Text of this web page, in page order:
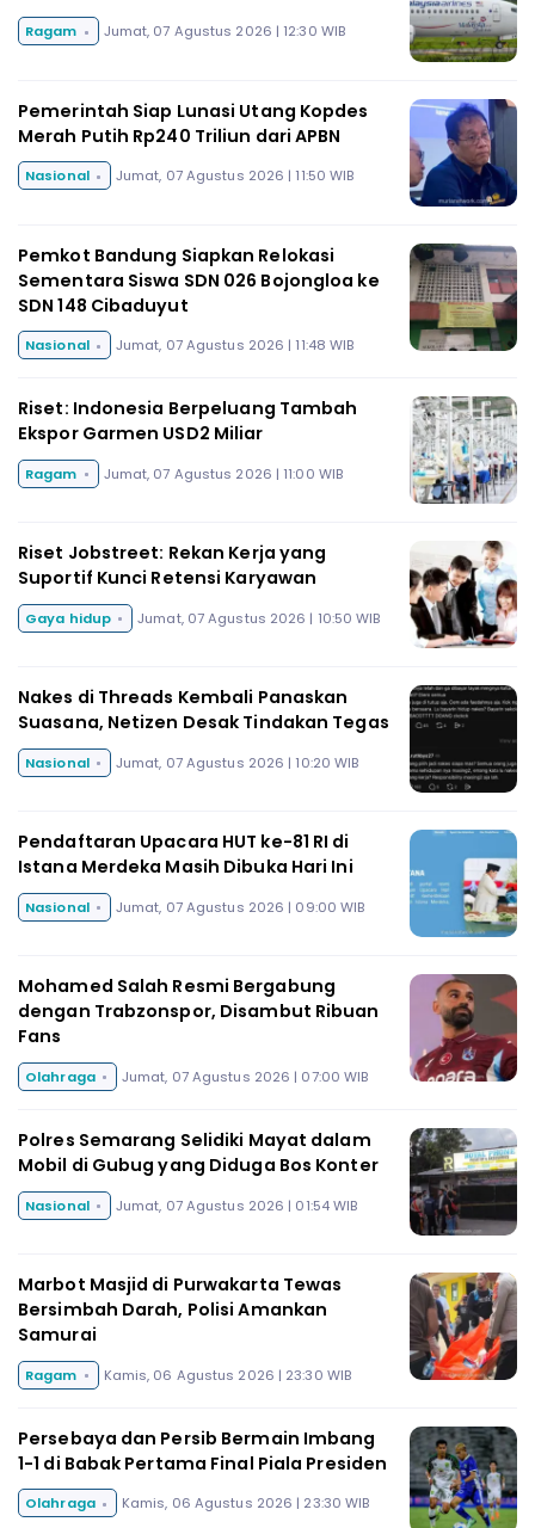
Ragam Jumat, 07 Agustus 2026 | 12:30 WIB
Pemerintah Siap Lunasi Utang Kopdes
Merah Putih Rp240 Triliun dari APBN
Nasional Jumat, 07 Agustus 2026 | 11:50 WIB
Pemkot Bandung Siapkan Relokasi
Sementara Siswa SDN 026 Bojongloa ke
SDN 148 Cibaduyut
Nasional Jumat, 07 Agustus 2026 | 11:48 WIB
Riset: Indonesia Berpeluang Tambah
Ekspor Garmen USD2 Miliar
Ragam Jumat, 07 Agustus 2026 | 11:00 WIB
Riset Jobstreet: Rekan Kerja yang
Suportif Kunci Retensi Karyawan
Gaya hidup Jumat, 07 Agustus 2026 | 10:50 WIB
Nakes di Threads Kembali Panaskan
Suasana, Netizen Desak Tindakan Tegas
Nasional Jumat, 07 Agustus 2026 | 10:20 WIB
Pendaftaran Upacara HUT ke-81 RI di
Istana Merdeka Masih Dibuka Hari Ini
Nasional Jumat, 07 Agustus 2026 | 09:00 WIB
Mohamed Salah Resmi Bergabung
dengan Trabzonspor, Disambut Ribuan
Fans
Olahraga Jumat, 07 Agustus 2026 | 07:00 WIB
Polres Semarang Selidiki Mayat dalam
Mobil di Gubug yang Diduga Bos Konter
Nasional Jumat, 07 Agustus 2026 | 01:54 WIB
Marbot Masjid di Purwakarta Tewas
Bersimbah Darah, Polisi Amankan
Samurai
Ragam Kamis, 06 Agustus 2026 | 23:30 WIB
Persebaya dan Persib Bermain Imbang
1-1 di Babak Pertama Final Piala Presiden
Olahraga Kamis, 06 Agustus 2026 | 23:30 WIB